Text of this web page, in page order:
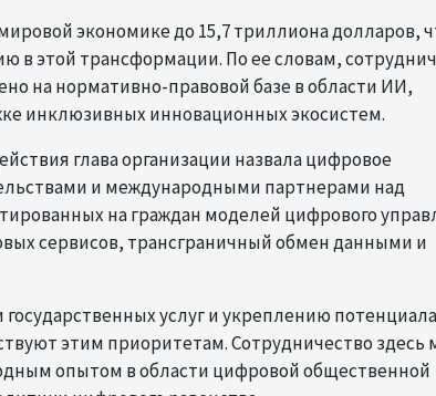
экономике до 15,7 триллиона долларов,
в этой трансформации. По ее словам,
на нормативно-правовой базе в области ИИ,
инклюзивных инновационных экосистем.
глава организации назвала цифровое
и международными партнерами над
на граждан моделей цифрового
сервисов, трансграничный обмен данными и
услуг и укреплению потенциала
этим приоритетам. Сотрудничество здесь
опытом в области цифровой общественной